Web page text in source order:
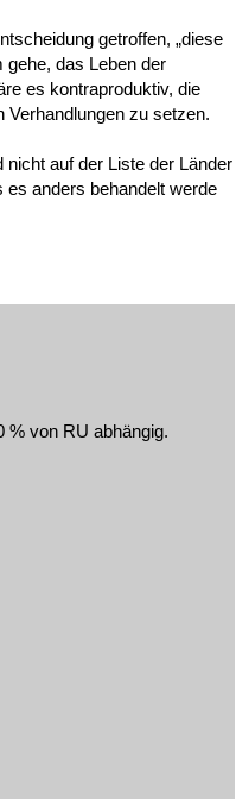
getroffen, „diese
gehe, das Leben der
es kontraproduktiv, die
Verhandlungen zu setzen.
auf der Liste der Länder
es anders behandelt werde
% von RU abhängig.